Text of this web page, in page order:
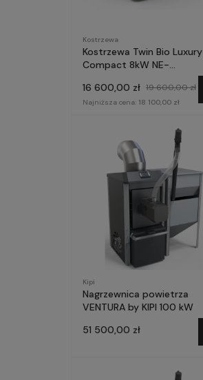
Kostrzewa
Kostrzewa Twin Bio Luxury
Compact 8kW NE-
Powietrze
16 600,00 zł 19 600,00 zł
Najniższa cena: 18 100,00 zł
Kipi
Nagrzewnica powietrza
VENTURA by KIPI 100 kW
51 500,00 zł